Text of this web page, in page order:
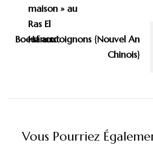
Boeuf aux oignons {Nouvel An
Chinois}
Vous Pourriez